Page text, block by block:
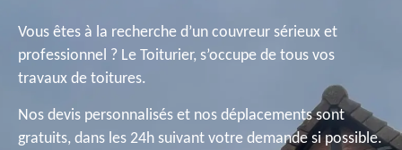
Vous êtes à la recherche d’un couvreur sérieux et
professionnel ? Le Toiturier, s’occupe de tous vos
travaux de toitures.
Nos devis personnalisés et nos déplacements sont
gratuits, dans les 24h suivant votre demande si possible.